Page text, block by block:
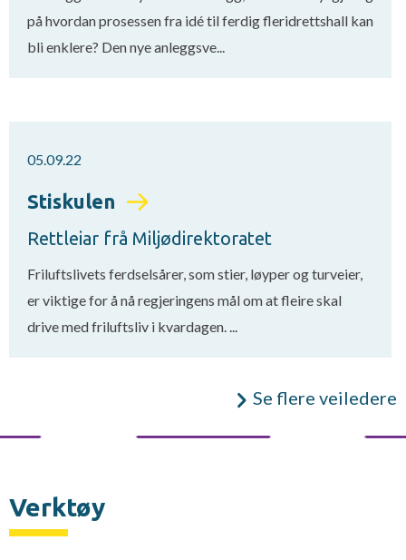
på hvordan prosessen fra idé til ferdig fleridrettshall kan
bli enklere? Den nye anleggsve...
05.09.22
Stiskulen
Rettleiar frå Miljødirektoratet
Friluftslivets ferdselsårer, som stier, løyper og turveier,
er viktige for å nå regjeringens mål om at fleire skal
drive med friluftsliv i kvardagen. ...
Se flere veiledere
Verktøy